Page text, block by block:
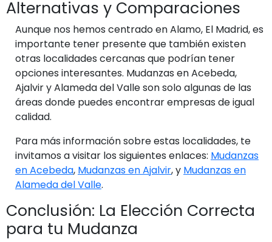
Alternativas y Comparaciones
Aunque nos hemos centrado en Alamo, El Madrid, es
importante tener presente que también existen
otras localidades cercanas que podrían tener
opciones interesantes. Mudanzas en Acebeda,
Ajalvir y Alameda del Valle son solo algunas de las
áreas donde puedes encontrar empresas de igual
calidad.
Para más información sobre estas localidades, te
invitamos a visitar los siguientes enlaces: Mudanzas
en Acebeda, Mudanzas en Ajalvir, y Mudanzas en
Alameda del Valle.
Conclusión: La Elección Correcta
para tu Mudanza